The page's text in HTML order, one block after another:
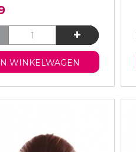
WINKELWAGEN